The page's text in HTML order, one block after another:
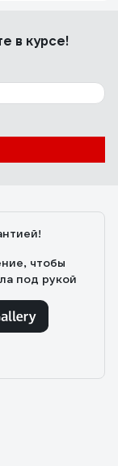
в курсе!
чтобы
под рукой